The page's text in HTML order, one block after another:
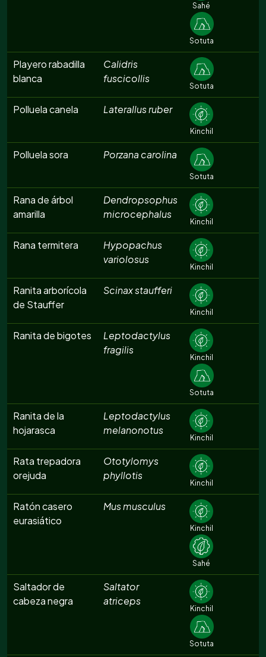
Sahé
Sotuta
Playero rabadilla
blanca
Calidris
fuscicollis
Sotuta
Polluela canela Laterallus ruber
Kinchil
Polluela sora Porzana carolina
Sotuta
Rana de árbol
amarilla
Dendropsophus
microcephalus
Kinchil
Rana termitera
Hypopachus
variolosus
Kinchil
Ranita arborícola
de Stauffer
Scinax staufferi
Kinchil
Ranita de bigotes
Leptodactylus
fragilis
Kinchil
Sotuta
Ranita de la
hojarasca
Leptodactylus
melanonotus
Kinchil
Rata trepadora
orejuda
Ototylomys
phyllotis
Kinchil
Ratón casero
eurasiático
Mus musculus
Kinchil
Sahé
Saltador de
cabeza negra
Saltator
atriceps
Kinchil
Sotuta